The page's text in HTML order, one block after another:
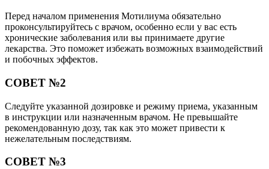
Перед началом применения Мотилиума обязательно
проконсультируйтесь с врачом, особенно если у вас есть
хронические заболевания или вы принимаете другие
лекарства. Это поможет избежать возможных взаимодействий
и побочных эффектов.
СОВЕТ №2
Следуйте указанной дозировке и режиму приема, указанным
в инструкции или назначенным врачом. Не превышайте
рекомендованную дозу, так как это может привести к
нежелательным последствиям.
СОВЕТ №3